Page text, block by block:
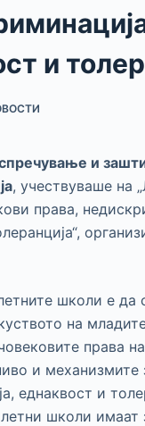
и
и
, учествуваше на
права,
школи е да
на
права
и механизмите
еднаквост и
школи имаат